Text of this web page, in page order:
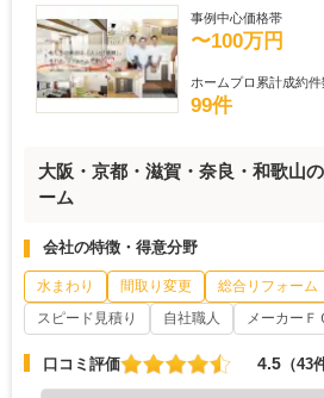
事例中心価格帯
〜100万円
ホームプロ累計成約件
99件
大阪・京都・滋賀・奈良・和歌山
ーム
会社の特徴・得意分野
水まわり 間取り変更 総合リフォーム
スピード見積り
自社職人 メーカーＦ
口コミ評価 4.5 （43